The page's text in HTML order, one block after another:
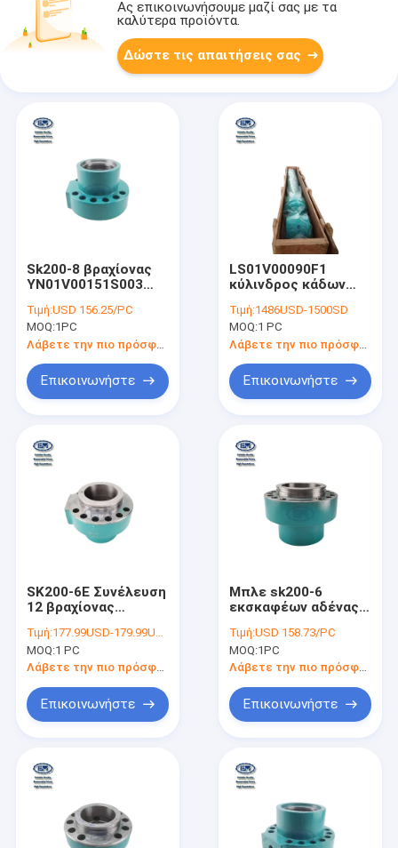
Προϊόντα
Περίπου εμείς
Ας επικοινωνήσουμε μαζί σας με τα
καλύτερα προϊόντα.
Δώστε τις απαιτήσεις σας
Sk200-8 βραχίονας
YN01V00151S003
εκσκαφέων μερών
εκσκαφέων Kobelco
Τιμή:USD 156.25/PC
MOQ:1PC
Λάβετε την πιο πρόσφατη τιμή
Επικοινωνήστε
LS01V00090F1
κύλινδρος κάδων
sk460-8 sk500-9
Τιμή:1486USD-1500SD
MOQ:1 PC
Επικοινωνήστε
SK200-6E Συνέλευση
12 βραχίονας
εκσκαφέων
κεφαλιών κυλίνδρων
τρυπών
Τιμή:177.99USD-179.99USD
MOQ:1 PC
Λάβετε την πιο πρόσφατη τιμή
Επικοινωνήστε
Μπλε sk200-6
εκσκαφέων αδένας
συνελεύσεων
YN01V00039S014
υδραυλικός
Τιμή:USD 158.73/PC
MOQ:1PC
Λάβετε την πιο πρόσφατη τιμή
Επικοινωνήστε